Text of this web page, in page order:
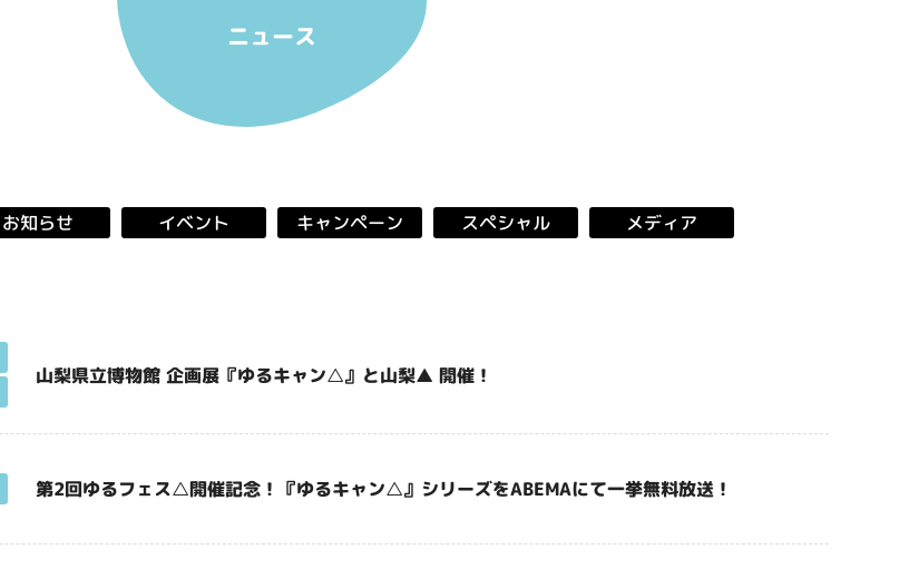
ニュース
お知らせ イベント キャンペーン スペシャル メディア
山梨県立博物館 企画展『ゆるキャン△』と山梨▲ 開催！
第2回ゆるフェス△開催記念！『ゆるキャン△』シリーズをABEMAにて一挙無料放送！